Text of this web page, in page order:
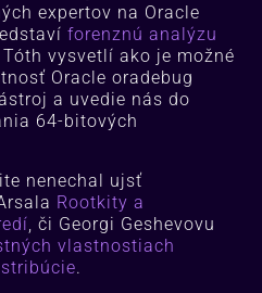
expertov na Oracle
forenznú analýzu
Tóth vysvetlí ako je možné
Oracle oradebug
a uvedie nás do
64-bitových
nenechal ujsť
Rootkity a
, či Georgi Geshevovu
vlastnostiach
.